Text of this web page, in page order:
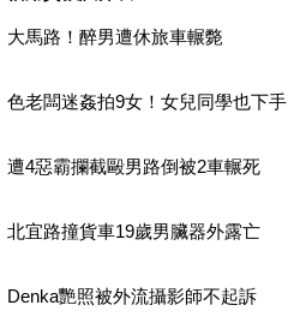
大馬路！醉男遭休旅車輾斃
色老闆迷姦拍9女！女兒同學也下手
遭4惡霸攔截毆男路倒被2車輾死
北宜路撞貨車19歲男臟器外露亡
Denka艷照被外流攝影師不起訴